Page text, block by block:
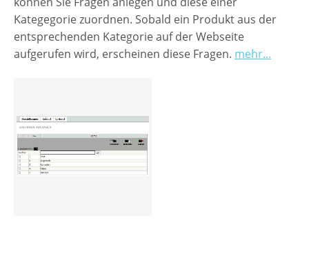
Hinterlegen von Festpreisen
Salesrank-Staffeln
Sperrliste
Zustands-Abfragen
Kategegorie zuordnen. Sobald ein Produkt aus der
entsprechenden Kategorie auf der Webseite
aufgerufen wird, erscheinen diese Fragen. mehr...